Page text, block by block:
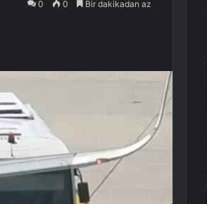
0 0 Bir dakikadan az